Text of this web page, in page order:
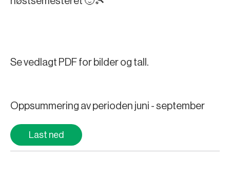
Se vedlagt PDF for bilder og tall.
Oppsummering av perioden juni - september
Last ned